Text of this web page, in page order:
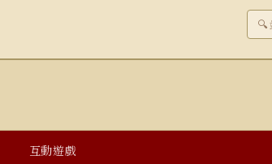
🔍
互動遊戲